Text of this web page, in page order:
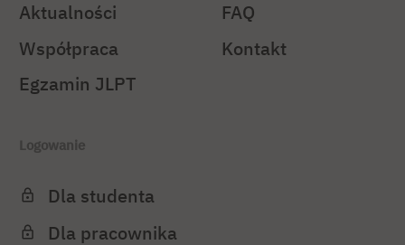
Aktualności
Współpraca
Egzamin JLPT
FAQ
Kontakt
Logowanie
Dla studenta
Dla pracownika